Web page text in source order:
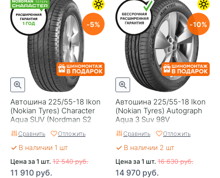
Автошина 225/55-18 Ikon
(Nokian Tyrеs) Character
Aqua SUV (Nordman S2
SUV) 98H
5
Сравнить Отложить
В наличии 1 шт
Цена за 1 шт. 12 540 руб.
11 910 руб.
Автошина 225/55-18 Ikon
(Nokian Tyrеs) Autograph
Aqua 3 Suv 98V
10
Сравнить Отложить
В наличии 2 шт
Цена за 1 шт. 16 630 руб.
14 970 руб.